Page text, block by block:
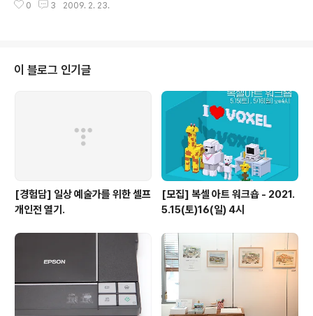
활동을 줄인다 - 이들은 집에 틀어 박혀 대리만족을 느낄 수 있는 온라인 미디어
트랜드View more documents from Jinho Jung. (tags: 전망 인터넷)
0 3 2009. 2. 23.
이 블로그 인기글
[경험담] 일상 예술가를 위한 셀프
개인전 열기.
[모집] 복셀 아트 워크숍 - 2021.
5.15(토)16(일) 4시